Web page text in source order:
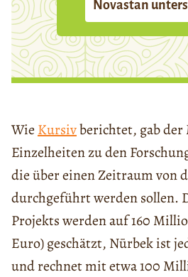
Novastan
Wie Kursivberichtet, gab
Einzelheiten zu den
die über einen Zeitraum von
durchgeführt werden sollen.
Projekts werden auf 160
Euro) geschätzt, Nūrbek ist
und rechnet mit etwa 100